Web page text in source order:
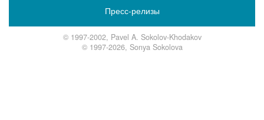
Пресс-релизы
© 1997-2002, Pavel A. Sokolov-Khodakov
© 1997-2026, Sonya Sokolova